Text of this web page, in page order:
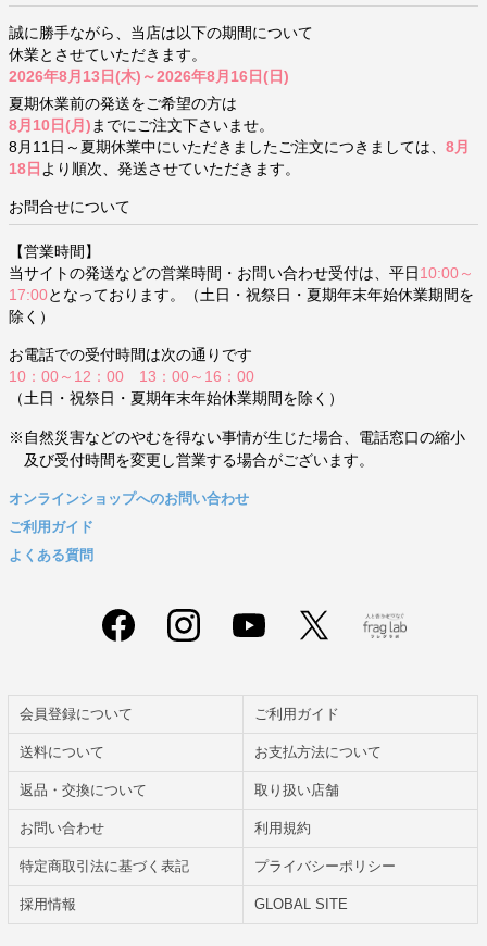
誠に勝手ながら、当店は以下の期間について
休業とさせていただきます。
2026年8月13日(木)～2026年8月16日(日)
夏期休業前の発送をご希望の方は
8月10日(月) までにご注文下さいませ。
8月11日～夏期休業中にいただきましたご注文につきましては、 8月
18日 より順次、発送させていただきます。
お問合せについて
【営業時間】
当サイトの発送などの営業時間・お問い合わせ受付は、平日 10:00～
17:00となっております。（土日・祝祭日・夏期年末年始休業期間を
除く）
お電話での受付時間は次の通りです
10：00～12：00 13：00～16：00
（土日・祝祭日・夏期年末年始休業期間を除く）
※自然災害などのやむを得ない事情が生じた場合、電話窓口の縮小
及び受付時間を変更し営業する場合がございます。
オンラインショップへのお問い合わせ
ご利用ガイド
よくある質問
会員登録について ご利用ガイド
送料について お支払方法について
返品・交換について 取り扱い店舗
お問い合わせ 利用規約
特定商取引法に基づく表記 プライバシーポリシー
採用情報 GLOBAL SITE